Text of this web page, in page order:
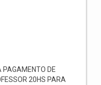
PAGAMENTO DE
20HS PARA